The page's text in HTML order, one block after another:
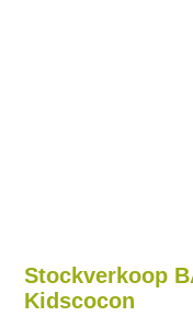
Stockverkoop
Kidscocon